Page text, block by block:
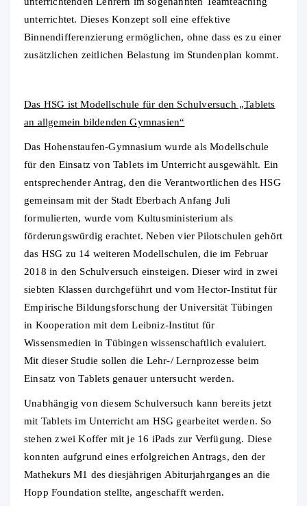
unterrichtet. Dieses Konzept soll eine effektive
Binnendifferenzierung ermöglichen, ohne dass es zu einer
zusätzlichen zeitlichen Belastung im Stundenplan kommt.
Das HSG ist Modellschule für den Schulversuch „Tablets
an allgemein bildenden Gymnasien“
Das Hohenstaufen-Gymnasium wurde als Modellschule
für den Einsatz von Tablets im Unterricht ausgewählt. Ein
entsprechender Antrag, den die Verantwortlichen des HSG
gemeinsam mit der Stadt Eberbach Anfang Juli
formulierten, wurde vom Kultusministerium als
förderungswürdig erachtet. Neben vier Pilotschulen gehört
das HSG zu 14 weiteren Modellschulen, die im Februar
2018 in den Schulversuch einsteigen. Dieser wird in zwei
siebten Klassen durchgeführt und vom Hector-Institut für
Empirische Bildungsforschung der Universität Tübingen
in Kooperation mit dem Leibniz-Institut für
Wissensmedien in Tübingen wissenschaftlich evaluiert.
Mit dieser Studie sollen die Lehr-/ Lernprozesse beim
Einsatz von Tablets genauer untersucht werden.
Unabhängig von diesem Schulversuch kann bereits jetzt
mit Tablets im Unterricht am HSG gearbeitet werden. So
stehen zwei Koffer mit je 16 iPads zur Verfügung. Diese
konnten aufgrund eines erfolgreichen Antrags, den der
Mathekurs M1 des diesjährigen Abiturjahrganges an die
Hopp Foundation stellte, angeschafft werden.